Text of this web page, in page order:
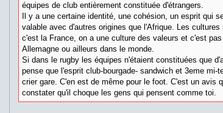
équipes de club entièrement constituée d'étrangers.
Il y a une certaine identité, une cohésion, un esprit qui
valable avec d'autres origines que l'Afrique. Les
c'est la France, on a une culture des valeurs et c'est
Allemagne ou ailleurs dans le monde.
Si dans le rugby les équipes n'étaient constituées que
pense que l'esprit club-bourgade- sandwich et 3eme
crier gare. C'en est de même pour le foot. C'est un avis
constater qu'il choque les gens qui pensent comme toi.